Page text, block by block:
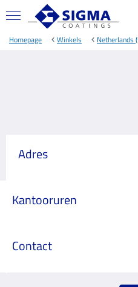
Homepage Winkels Netherlands
Adres
Kantooruren
Contact